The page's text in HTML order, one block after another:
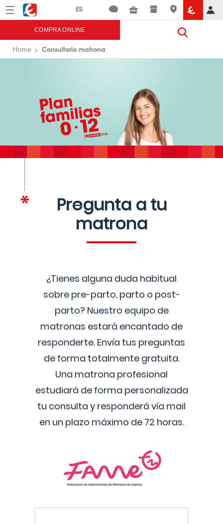
Menú Eroski
COMPRA ONLINE
Home Consultorio matrona
Pregunta a tu
matrona
¿Tienes alguna duda habitual
sobre pre-parto, parto o post-
parto? Nuestro equipo de
matronas estará encantado de
responderte. Envía tus preguntas
de forma totalmente gratuita.
Una matrona profesional
estudiará de forma personalizada
tu consulta y responderá vía mail
en un plazo máximo de 72 horas.